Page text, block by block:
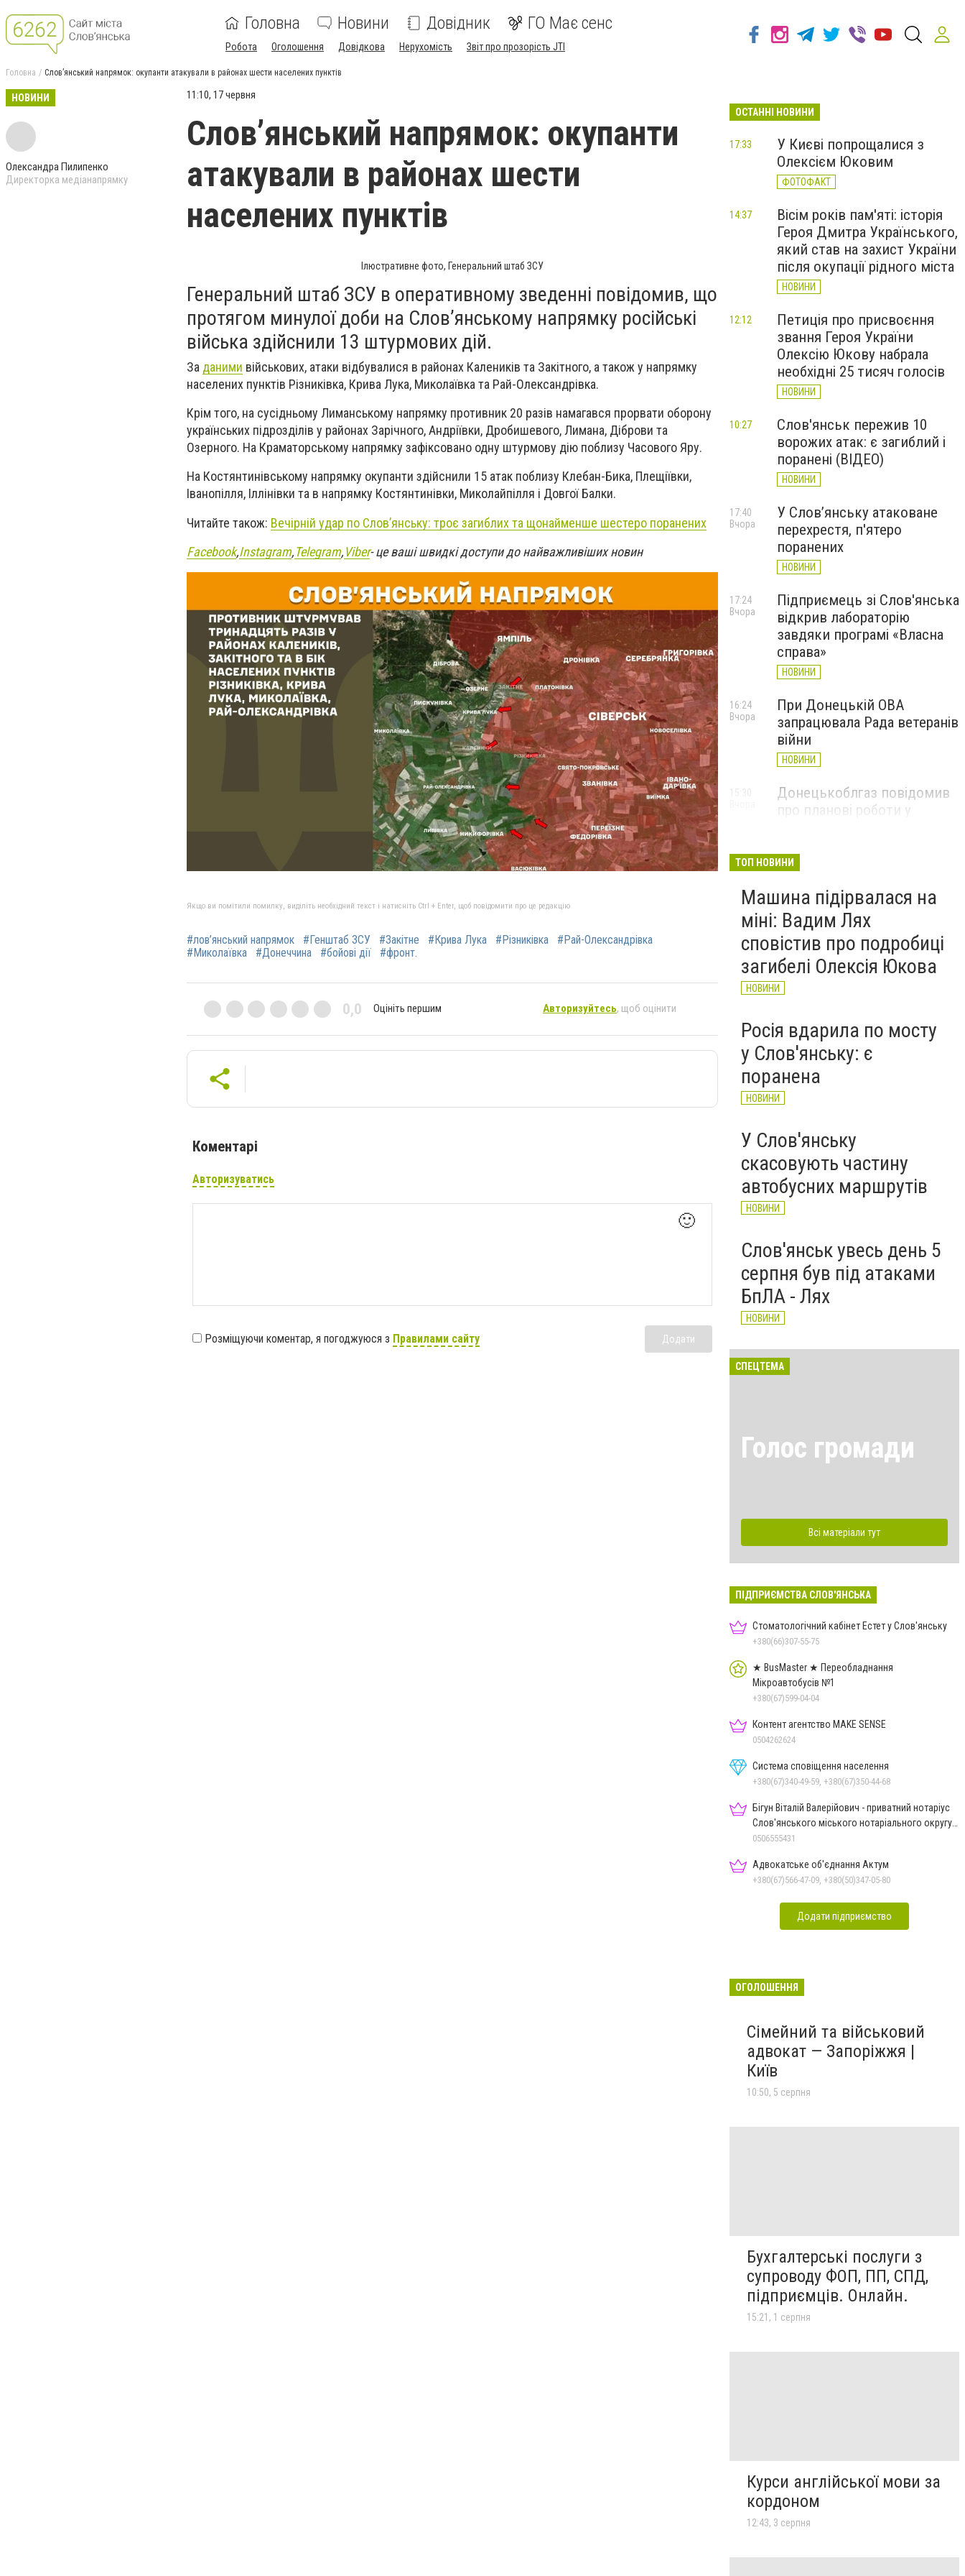
Головна Новини Довідник ГО Має сенс
Робота Оголошення Довідкова Нерухомість Звіт про прозорість JTI
Головна Слов’янський напрямок: окупанти атакували в районах шести населених пунктів
НОВИНИ
Олександра Пилипенко
Директорка медіанапрямку
11:10, 17 червня
Слов’янський напрямок: окупанти
атакували в районах шести
населених пунктів
Ілюстративне фото, Генеральний штаб ЗСУ
Генеральний штаб ЗСУ в оперативному зведенні повідомив, що
протягом минулої доби на Слов’янському напрямку російські
війська здійснили 13 штурмових дій.
За даними військових, атаки відбувалися в районах Калеників та Закітного, а також у напрямку
населених пунктів Різниківка, Крива Лука, Миколаївка та Рай-Олександрівка.
Крім того, на сусідньому Лиманському напрямку противник 20 разів намагався прорвати оборону
українських підрозділів у районах Зарічного, Андріївки, Дробишевого, Лимана, Діброви та
Озерного. На Краматорському напрямку зафіксовано одну штурмову дію поблизу Часового Яру.
На Костянтинівському напрямку окупанти здійснили 15 атак поблизу Клебан-Бика, Плещіївки,
Іванопілля, Іллінівки та в напрямку Костянтинівки, Миколайпілля і Довгої Балки.
Читайте також: Вечірній удар по Слов’янську: троє загиблих та щонайменше шестеро поранених
Facebook,Instagram,Telegram,Viber- це ваші швидкі доступи до найважливіших новин
Якщо ви помітили помилку, виділіть необхідний текст і натисніть Ctrl + Enter, щоб повідомити про це редакцію
#лов’янський напрямок #Генштаб ЗСУ #Закітне #Крива Лука #Різниківка
#Рай-Олександрівка
#Миколаївка
#Донеччина #бойові дії #фронт.
0,0 Оцініть першим Авторизуйтесь, щоб оцінити
Коментарі
Авторизуватись
🙂
Розміщуючи коментар, я погоджуюся з Правилами сайту Додати
ОСТАННІ НОВИНИ
У Києві попрощалися з
Олексієм Юковим
ФОТОФАКТ
17:33
Вісім років пам'яті: історія
Героя Дмитра Українського,
який став на захист України
після окупації рідного міста
НОВИНИ
14:37
Петиція про присвоєння
звання Героя України
Олексію Юкову набрала
необхідні 25 тисяч голосів
НОВИНИ
12:12
Слов'янськ пережив 10
ворожих атак: є загиблий і
поранені (ВІДЕО)
НОВИНИ
10:27
У Слов’янську атаковане
перехрестя, п'ятеро
поранених
НОВИНИ
17:40
Вчора
Підприємець зі Слов'янська
відкрив лабораторію
завдяки програмі «Власна
справа»
НОВИНИ
17:24
Вчора
При Донецькій ОВА
запрацювала Рада ветеранів
війни
НОВИНИ
16:24
Вчора
Донецькоблгаз повідомив
про планові роботи у
НОВИНИ
15:30
ТОП НОВИНИ
Машина підірвалася на
міні: Вадим Лях
сповістив про подробиці
загибелі Олексія Юкова
НОВИНИ
Росія вдарила по мосту
у Слов'янську: є
поранена
НОВИНИ
У Слов'янську
скасовують частину
автобусних маршрутів
НОВИНИ
Слов'янськ увесь день 5
серпня був під атаками
БпЛА - Лях
НОВИНИ
СПЕЦТЕМА
Голос громади
Всі матеріали тут
ПІДПРИЄМСТВА СЛОВ'ЯНСЬКА
Стоматологічний кабінет Естет у Слов'янську
+380(66)307-55-75
★ BusMaster ★ Переобладнання
Мікроавтобусів №1
+380(67)599-04-04
Контент агентство MAKE SENSE
0504262624
Система сповіщення населення
+380(67)340-49-59, +380(67)350-44-68
Бігун Віталій Валерійович - приватний нотаріус
Слов'янського міського нотаріального округу
Дон.обл.
0506555431
Адвокатське об'єднання Актум
+380(67)566-47-09, +380(50)347-05-80
Додати підприємство
ОГОЛОШЕННЯ
Сімейний та військовий
адвокат — Запоріжжя |
Київ
10:50, 5 серпня
Бухгалтерські послуги з
супроводу ФОП, ПП, СПД,
підприємців. Онлайн.
15:21, 1 серпня
Курси англійської мови за
кордоном
12:43, 3 серпня